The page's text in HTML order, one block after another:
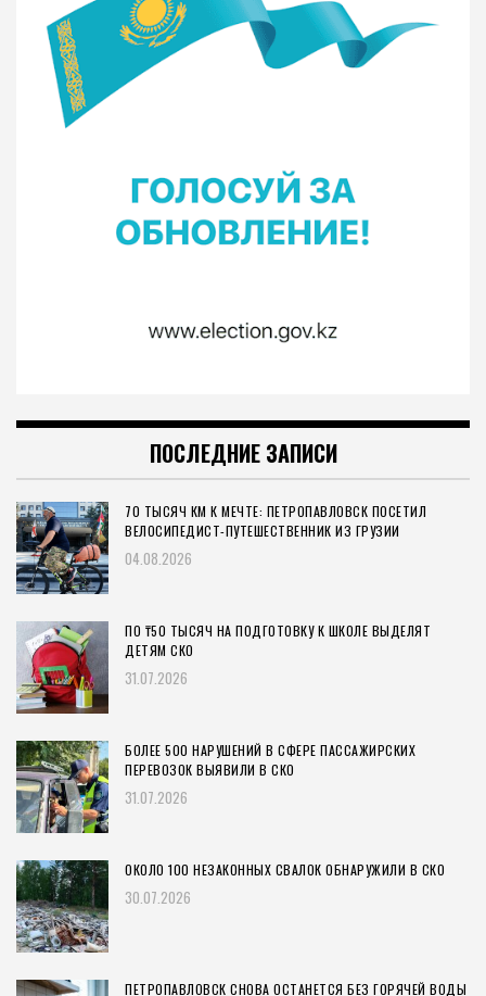
ПОСЛЕДНИЕ ЗАПИСИ
70 ТЫСЯЧ КМ К МЕЧТЕ: ПЕТРОПАВЛОВСК ПОСЕТИЛ
ВЕЛОСИПЕДИСТ-ПУТЕШЕСТВЕННИК ИЗ ГРУЗИИ
04.08.2026
ПО ₸50 ТЫСЯЧ НА ПОДГОТОВКУ К ШКОЛЕ ВЫДЕЛЯТ
ДЕТЯМ СКО
31.07.2026
БОЛЕЕ 500 НАРУШЕНИЙ В СФЕРЕ ПАССАЖИРСКИХ
ПЕРЕВОЗОК ВЫЯВИЛИ В СКО
31.07.2026
ОКОЛО 100 НЕЗАКОННЫХ СВАЛОК ОБНАРУЖИЛИ В СКО
30.07.2026
ПЕТРОПАВЛОВСК СНОВА ОСТАНЕТСЯ БЕЗ ГОРЯЧЕЙ ВОДЫ